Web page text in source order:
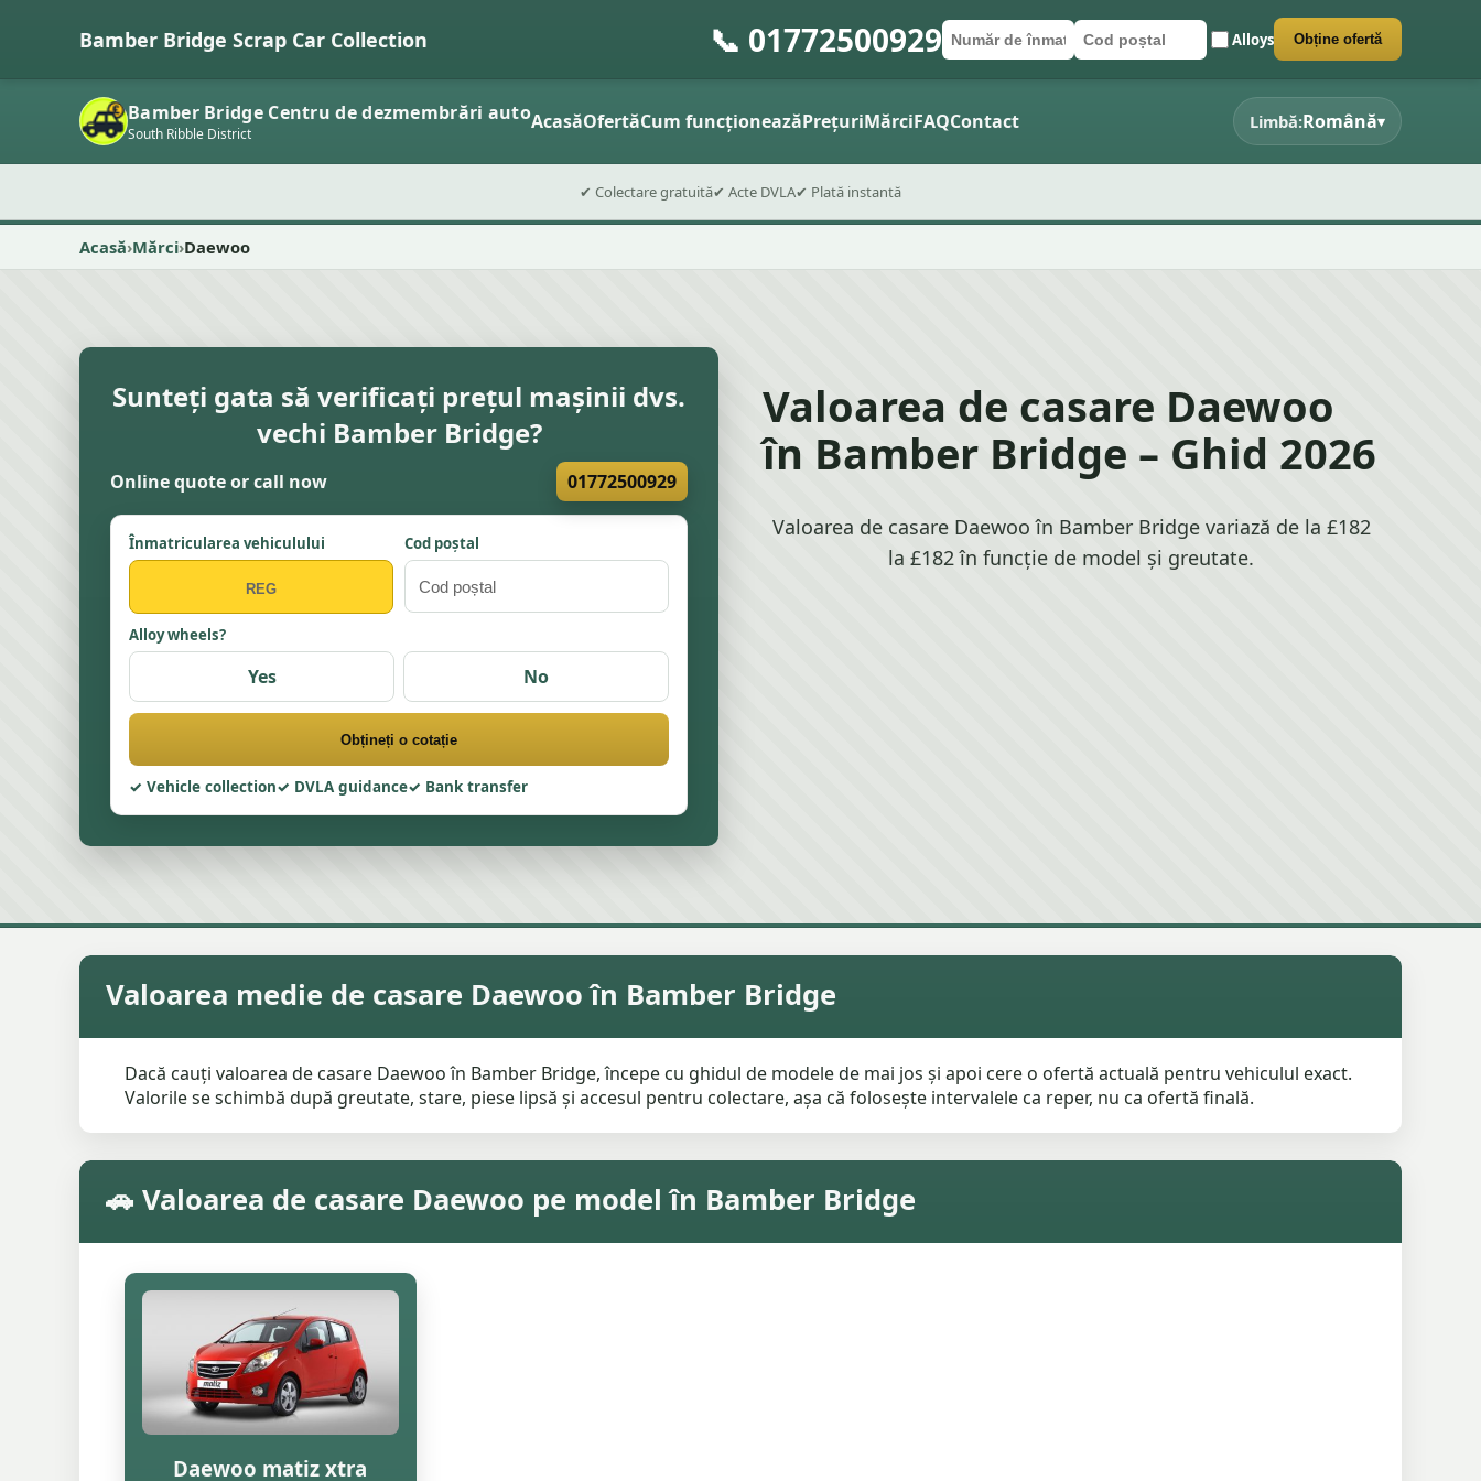
Bamber Bridge Scrap Car Collection 📞 01772500929Număr de înmatriculare
Cod poștal Alloys
Trimite formularul Obține ofertă
Bamber Bridge Centru de dezmembrări auto
South Ribble District AcasăOfertăCum funcționeazăPrețuriMărciFAQContact Limbă:Română▾
✔ Colectare gratuită✔ Acte DVLA✔ Plată instantă
Acasă Mărci Daewoo
Sunteți gata să verificați prețul mașinii dvs.
vechi Bamber Bridge?
Online quote or call now 01772500929
Înmatricularea vehiculului Cod poștal
Alloy wheels?
Yes No
Obțineți o cotație
Vehicle collection DVLA guidance Bank transfer
Valoarea de casare Daewoo
în Bamber Bridge – Ghid 2026
Valoarea de casare Daewoo în Bamber Bridge variază de la £182
la £182 în funcție de model și greutate.
Valoarea medie de casare Daewoo în Bamber Bridge
Dacă cauți valoarea de casare Daewoo în Bamber Bridge, începe cu ghidul de modele de mai jos și apoi cere o ofertă actuală pentru vehiculul exact.
Valorile se schimbă după greutate, stare, piese lipsă și accesul pentru colectare, așa că folosește intervalele ca reper, nu ca ofertă finală.
🚗 Valoarea de casare Daewoo pe model în Bamber Bridge
Daewoo matiz xtra